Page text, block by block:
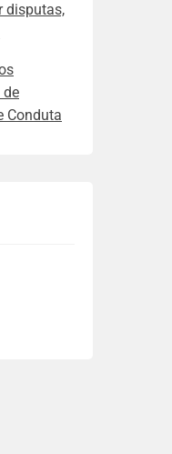
disputas,
de
Conduta